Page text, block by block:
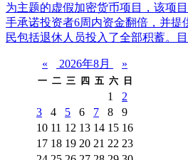
为主题的虚假加密货币项目，该项
手承诺投资者6周内资金翻倍，并提
民包括退休人员投入了全部积蓄。
« 2026年8月 »
一 二 三 四 五 六 日
1
2
3
4 5 6 7 8
9
10 11 12 13 14 15 16
17 18 19 20 21 22 23